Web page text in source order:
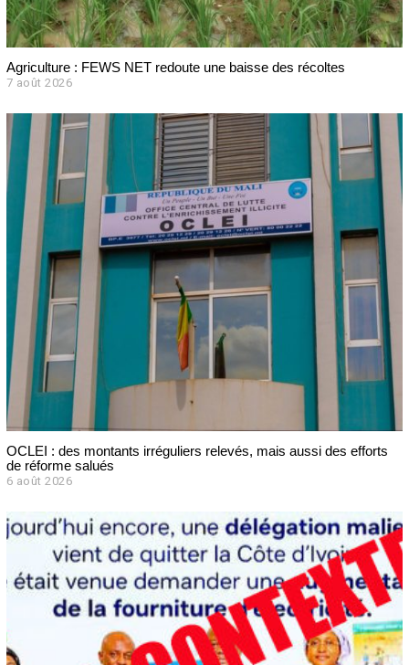
Agriculture : FEWS NET redoute une baisse des récoltes
7 août 2026
o
û
0
2
OCLEI : des montants irréguliers relevés, mais aussi des efforts
de réforme salués
6 août 2026